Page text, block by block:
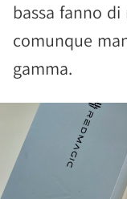
bassa fanno
comunque
gamma.